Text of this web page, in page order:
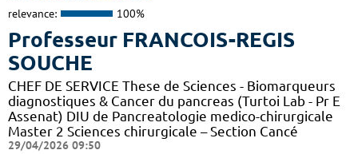
relevance: 100%
Professeur FRANCOIS-REGIS
SOUCHE
CHEF DE SERVICE These de Sciences - Biomarqueurs
diagnostiques & Cancer du pancreas (Turtoi Lab - Pr E
Assenat) DIU de Pancreatologie medico-chirurgicale
Master 2 Sciences chirurgicale – Section Cancé
29/04/2026 09:50